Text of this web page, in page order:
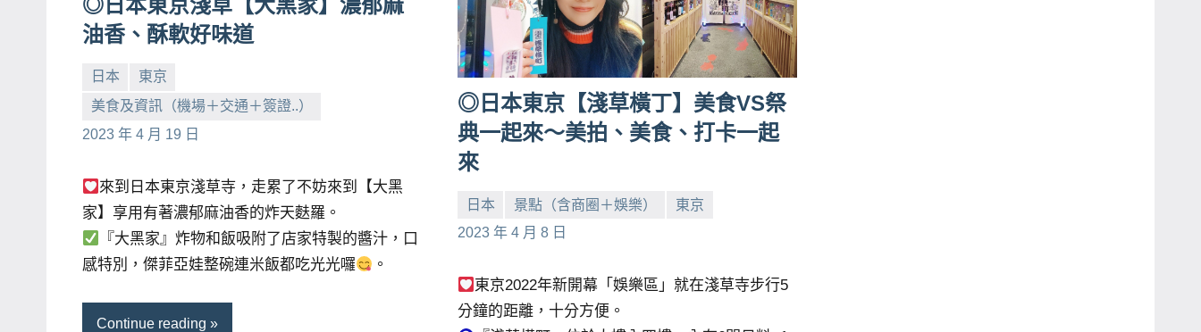
賓、
News
金
探
底、
外
景
節
油香、酥軟好味道
日本
東京
美食及資訊（機場＋交通＋簽證..）
2023 年 4 月 19 日
小
芳
No
comments
來到日本東京淺草寺，走累了不妨來到【大黑
家】享用有著濃郁麻油香的炸天麩羅。
『大黑家』炸物和飯吸附了店家特製的醬汁，口
感特別，傑菲亞娃整碗連米飯都吃光光囉
。
Continue reading
◎日本東京【淺草橫丁】美食VS祭
典一起來～美拍、美食、打卡一起
來
日本 景點（含商圈＋娛樂）
東京
2023 年 4 月 8 日
小
No
東京2022年新開幕「娛樂區」就在淺草寺步行5
分鐘的距離，十分方便。